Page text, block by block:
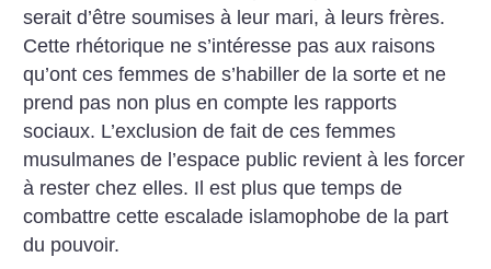
serait d’être soumises à leur mari, à leurs frères.
Cette rhétorique ne s’intéresse pas aux raisons
qu’ont ces femmes de s’habiller de la sorte et ne
prend pas non plus en compte les rapports
sociaux. L’exclusion de fait de ces femmes
musulmanes de l’espace public revient à les forcer
à rester chez elles. Il est plus que temps de
combattre cette escalade islamophobe de la part
du pouvoir.